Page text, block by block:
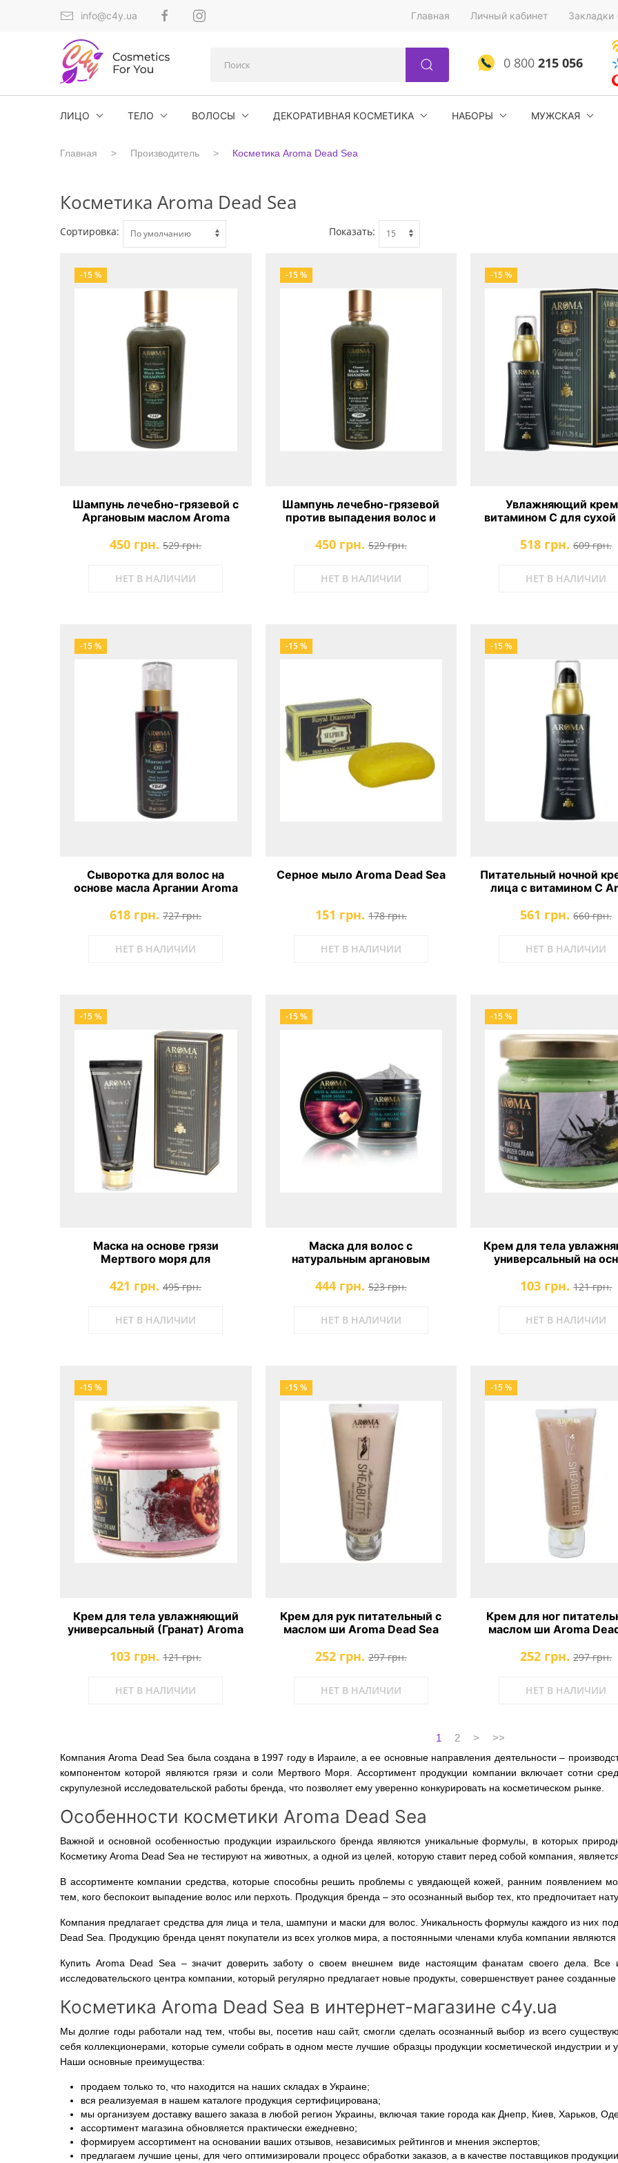
info@c4y.ua Главная Личный кабинет Закладки
0 800215 056
ЛИЦО ТЕЛО ВОЛОСЫ ДЕКОРАТИВНАЯ КОСМЕТИКА НАБОРЫ МУЖСКАЯ
Главная Производитель Косметика Aroma Dead Sea
Косметика Aroma Dead Sea
Сортировка: Показать:
-15 %
Шампунь лечебно-грязевой с
Аргановым маслом Aroma
450 грн. 529 грн.
НЕТ В НАЛИЧИИ
-15 %
Шампунь лечебно-грязевой
против выпадения волос и
450 грн. 529 грн.
НЕТ В НАЛИЧИИ
-15 %
Увлажняющий
витамином С для
лица Aroma Dead Sea
Essential Moisturizing
518 грн. 609 грн.
НЕТ В НАЛИЧИИ
-15 %
Сыворотка для волос на
основе масла Аргании Aroma
618 грн. 727 грн.
НЕТ В НАЛИЧИИ
-15 %
Серное мыло Aroma Dead Sea
151 грн. 178 грн.
НЕТ В НАЛИЧИИ
-15 %
Питательный ночной
лица с витамином C
Dead Sea Vitamin C
Nourishing Night
561 грн. 660 грн.
НЕТ В НАЛИЧИИ
-15 %
Маска на основе грязи
Мертвого моря для
кожи лица с витамином С, А, Е
Aroma Dead Sea Vitamin C
421 грн. 495 грн.
НЕТ В НАЛИЧИИ
-15 %
Маска для волос с
натуральным аргановым
Мертвого моря Aroma Dead
Sea Mud & Argan Oil Hair Mask
444 грн. 523 грн.
НЕТ В НАЛИЧИИ
-15 %
Крем для тела
универсальный на
Sea Multiuse Moisturizer
Olive Oil
103 грн. 121 грн.
НЕТ В НАЛИЧИИ
-15 %
Крем для тела увлажняющий
универсальный (Гранат) Aroma
Dead Sea Multiuse Moisturizer
Cream Pomegranate
103 грн. 121 грн.
НЕТ В НАЛИЧИИ
-15 %
Крем для рук питательный с
маслом ши Aroma Dead Sea
Shea Butter Nourishing Hand &
Nail Cream
252 грн. 297 грн.
НЕТ В НАЛИЧИИ
-15 %
Крем для ног
маслом ши Aroma
252 грн. 297 грн.
НЕТ В НАЛИЧИИ
1 2 > >>
Компания Aroma Dead Sea была создана в 1997 году в Израиле, а ее основные направления деятельности –
компонентом которой являются грязи и соли Мертвого Моря. Ассортимент продукции компании включает сотни
скрупулезной исследовательской работы бренда, что позволяет ему уверенно конкурировать на косметическом рынке.
Особенности косметики Aroma Dead Sea
Важной и основной особенностью продукции израильского бренда являются уникальные формулы, в которых
Косметику Aroma Dead Sea не тестируют на животных, а одной из целей, которую ставит перед собой компания,
В ассортименте компании средства, которые способны решить проблемы с увядающей кожей, ранним появлением
тем, кого беспокоит выпадение волос или перхоть. Продукция бренда – это осознанный выбор тех, кто предпочитает
Компания предлагает средства для лица и тела, шампуни и маски для волос. Уникальность формулы каждого из них
Dead Sea. Продукцию бренда ценят покупатели из всех уголков мира, а постоянными членами клуба компании являются
Купить Aroma Dead Sea – значит доверить заботу о своем внешнем виде настоящим фанатам своего дела. Все
исследовательского центра компании, который регулярно предлагает новые продукты, совершенствует ранее
Косметика Aroma Dead Sea в интернет-магазине c4y.ua
Мы долгие годы работали над тем, чтобы вы, посетив наш сайт, смогли сделать осознанный выбор из всего
себя коллекционерами, которые сумели собрать в одном месте лучшие образцы продукции косметической индустрии и
Наши основные преимущества:
продаем только то, что находится на наших складах в Украине;
вся реализуемая в нашем каталоге продукция сертифицирована;
мы организуем доставку вашего заказа в любой регион Украины, включая такие города как Днепр, Киев, Харьков,
ассортимент магазина обновляется практически ежедневно;
формируем ассортимент на основании ваших отзывов, независимых рейтингов и мнения экспертов;
предлагаем лучшие цены, для чего оптимизировали процесс обработки заказов, а в качестве поставщиков